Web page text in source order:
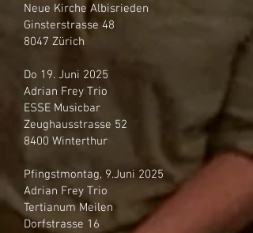
Neue Kirche Albisrieden
Ginsterstrasse 48
8047 Zürich
Do 19. Juni 2025
Adrian Frey Trio
ESSE Musicbar
Zeughausstrasse 52
8400 Winterthur
Pfingstmontag, 9.Juni 2025
Adrian Frey Trio
Tertianum Meilen
Dorfstrasse 16